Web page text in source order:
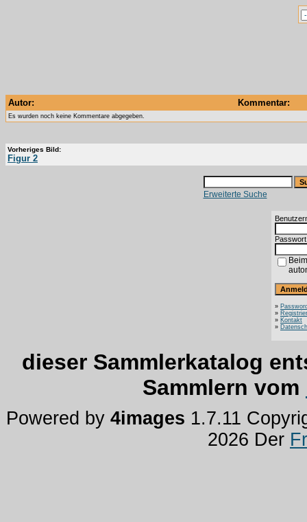
Autor: Kommentar:
Es wurden noch keine Kommentare abgegeben.
Vorheriges Bild:
Figur 2
Erweiterte Suche
»
»
» Kontakt
»
dieser Sammlerkatalog
Sammlern vom
Powered by 4images 1.7.11
2026 Der